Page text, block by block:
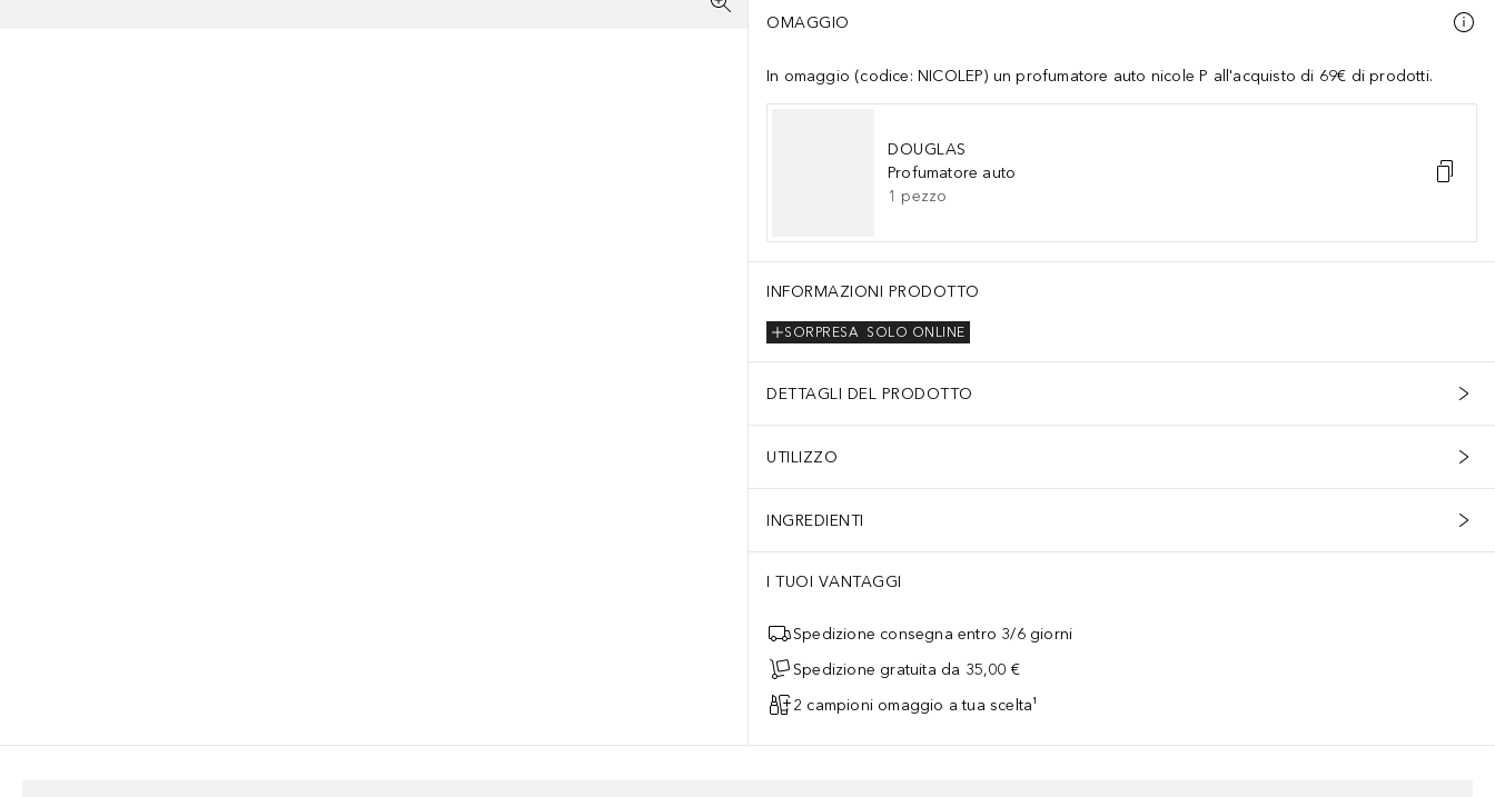
OMAGGIO
In omaggio (codice: NICOLEP) un profumatore auto nicole P all'acquisto di 69€ di prodotti.
DOUGLAS
Profumatore auto
1 pezzo
INFORMAZIONI PRODOTTO
SOLO ONLINE
SORPRESA
DETTAGLI DEL PRODOTTO
UTILIZZO
INGREDIENTI
I TUOI VANTAGGI
Spedizione consegna entro 3/6 giorni
Spedizione gratuita da 35,00 €
2 campioni omaggio a tua scelta¹